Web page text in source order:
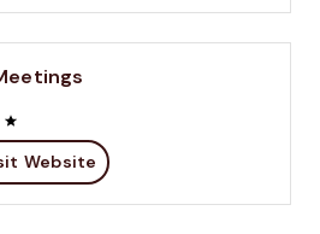
Website